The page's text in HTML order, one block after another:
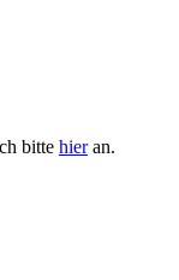
bitte hieran.